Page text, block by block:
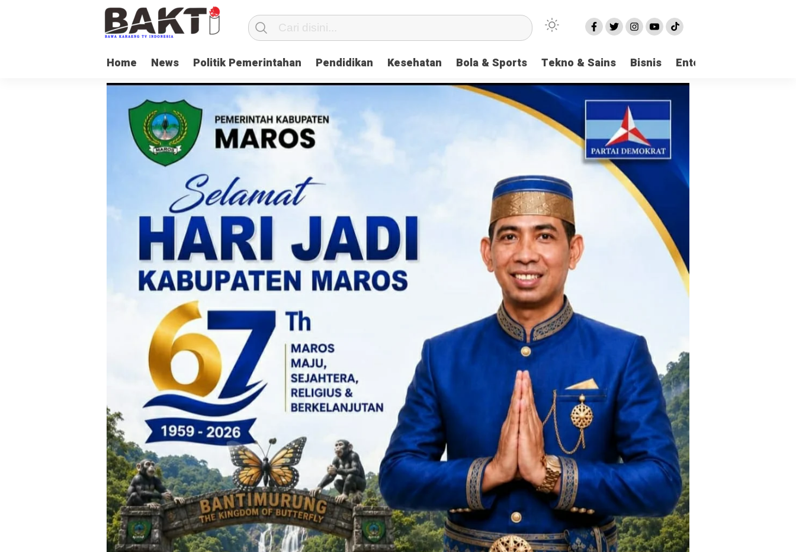
Home News Politik Pemerintahan Pendidikan Kesehatan Bola & Sports Tekno & Sains Bisnis Entertainment